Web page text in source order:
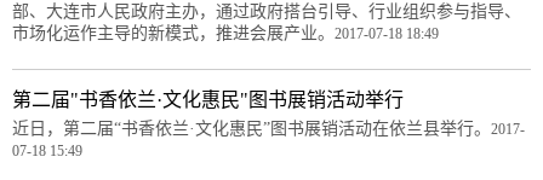
部、大连市人民政府主办，通过政府搭台引导、行业组织参与指导、
市场化运作主导的新模式，推进会展产业。 2017-07-18 18:49
第二届"书香依兰·文化惠民"图书展销活动举行
近日，第二届“书香依兰·文化惠民”图书展销活动在依兰县举行。 2017-
07-18 15:49